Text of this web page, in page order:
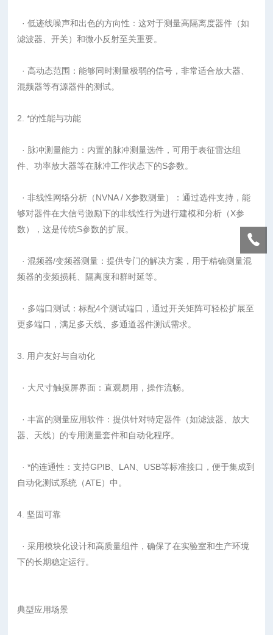
· 低迹线噪声和出色的方向性：这对于测量高隔离度器件（如
滤波器、开关）和微小反射至关重要。
· 高动态范围：能够同时测量极弱的信号，非常适合放大器、
混频器等有源器件的测试。
2. *的性能与功能
· 脉冲测量能力：内置的脉冲测量选件，可用于表征雷达组
件、功率放大器等在脉冲工作状态下的S参数。
· 非线性网络分析（NVNA / X参数测量）：通过选件支持，能
够对器件在大信号激励下的非线性行为进行建模和分析（X参
数），这是传统S参数的扩展。
· 混频器/变频器测量：提供专门的解决方案，用于精确测量混
频器的变频损耗、隔离度和群时延等。
· 多端口测试：标配4个测试端口，通过开关矩阵可轻松扩展至
更多端口，满足多天线、多通道器件测试需求。
3. 用户友好与自动化
· 大尺寸触摸屏界面：直观易用，操作流畅。
· 丰富的测量应用软件：提供针对特定器件（如滤波器、放大
器、天线）的专用测量套件和自动化程序。
· *的连通性：支持GPIB、LAN、USB等标准接口，便于集成到
自动化测试系统（ATE）中。
4. 坚固可靠
· 采用模块化设计和高质量组件，确保了在实验室和生产环境
下的长期稳定运行。
典型应用场景